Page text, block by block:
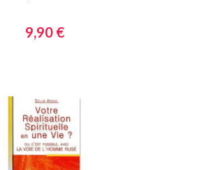
IV
9,90 €